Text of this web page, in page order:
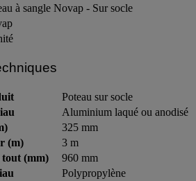
à sangle Novap - Sur socle
Poteau sur socle
Aluminium laqué ou anodisé
325 mm
(m)
3 m
(mm)
960 mm
Polypropylène